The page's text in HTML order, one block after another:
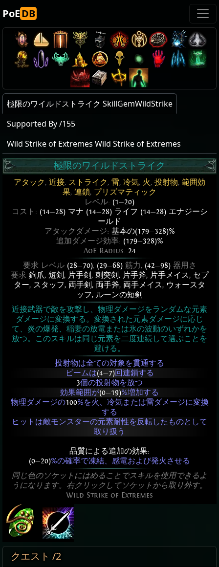
PoEDB
極限のワイルドストライク SkillGemWildStrike
Supported By /155
Wild Strike of Extremes Wild Strike of Extremes
極限のワイルドストライク
アタック, 近接, ストライク, 雷, 冷気, 火, 投射物, 範囲効
果, 連鎖, プリズマティック
レベル: (1—20)
コスト: (14—28) マナ (14—28) ライフ (14—28) エナジーシ
ールド
アタックダメージ: 基本の(179—328)%
追加ダメージ効率: (179—328)%
AoE Radius: 24
要求 レベル (28—70), (29—68)筋力, (42—98)器用さ
要求 鉤爪, 短剣 , 片手剣 , 刺突剣 , 片手斧, 片手メイス, セプ
ター, スタッフ, 両手剣 , 両手斧, 両手メイス, ウォースタ
ッフ, ルーンの短剣
近接武器で敵を攻撃し、物理ダメージをランダムな元素
ダメージに変換する。変換された元素ダメージに応じ
て、炎の爆発、稲妻の放電または氷の波動のいずれかを
放つ。このスキルは同じ元素を二度連続して選ぶことを
避ける。
投射物は全ての対象を貫通する
ビームは(4—7)回連鎖する
3個の投射物を放つ
効果範囲が(0—19)%増加する
物理ダメージの100%を火、冷気または雷ダメージに変換
する
ヒットは敵モンスターの元素耐性を反転したものとして
取り扱う
品質による追加の効果:
(0—20)%の確率で凍結、感電および発火させる
同じ色のソケットにはめることでスキルを使用できるよ
うになります。右クリックしてソケットから取り外す。
Wild Strike of Extremes
クエスト /2